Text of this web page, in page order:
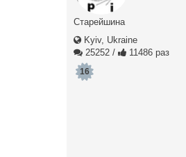
Старейшина
Kyiv, Ukraine
25252 / 11486 раз
16